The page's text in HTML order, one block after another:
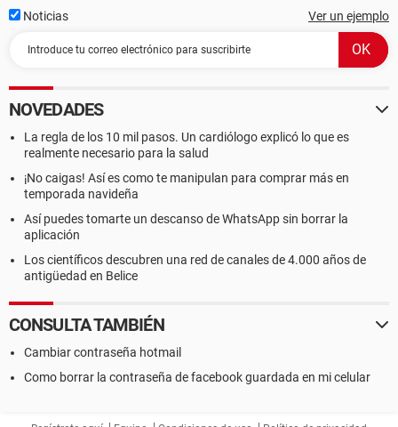
Noticias Ver un ejemplo
NOVEDADES
La regla de los 10 mil pasos. Un cardiólogo explicó lo que es
realmente necesario para la salud
¡No caigas! Así es como te manipulan para comprar más en
temporada navideña
Así puedes tomarte un descanso de WhatsApp sin borrar la
aplicación
Los científicos descubren una red de canales de 4.000 años de
antigüedad en Belice
CONSULTA TAMBIÉN
Cambiar contraseña hotmail
Como borrar la contraseña de facebook guardada en mi celular